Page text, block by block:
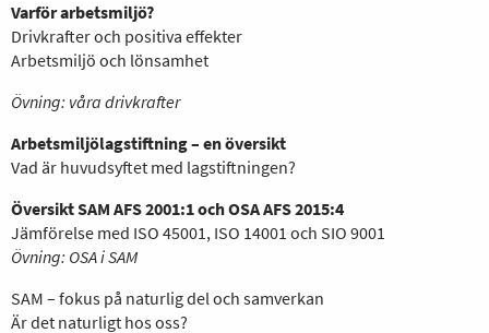
Varför arbetsmiljö?
Drivkrafter och positiva effekter
Arbetsmiljö och lönsamhet
Övning: våra drivkrafter
Arbetsmiljölagstiftning – en översikt
Vad är huvudsyftet med lagstiftningen?
Översikt SAM AFS 2001:1 och OSA AFS 2015:4
Jämförelse med ISO 45001, ISO 14001 och SIO 9001
Övning: OSA i SAM
SAM – fokus på naturlig del och samverkan
Är det naturligt hos oss?